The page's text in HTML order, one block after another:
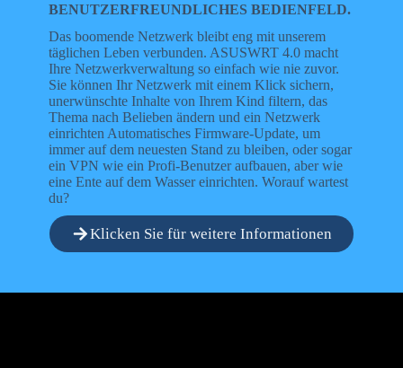
BENUTZERFREUNDLICHES BEDIENFELD.
Das boomende Netzwerk bleibt eng mit unserem
täglichen Leben verbunden. ASUSWRT 4.0 macht
Ihre Netzwerkverwaltung so einfach wie nie zuvor.
Sie können Ihr Netzwerk mit einem Klick sichern,
unerwünschte Inhalte von Ihrem Kind filtern, das
Thema nach Belieben ändern und ein Netzwerk
einrichten Automatisches Firmware-Update, um
immer auf dem neuesten Stand zu bleiben, oder sogar
ein VPN wie ein Profi-Benutzer aufbauen, aber wie
eine Ente auf dem Wasser einrichten. Worauf wartest
du?
Klicken Sie für weitere Informationen